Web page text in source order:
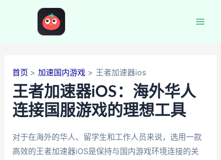
首页 加速国内游戏 王者加速器ios
王者加速器iOS：海外华人
连接国服游戏的理想工具
对于在海外的华人、留学生和工作人员来说，选用一款
高效的王者加速器iOS是保持与国内游戏环境连接的关